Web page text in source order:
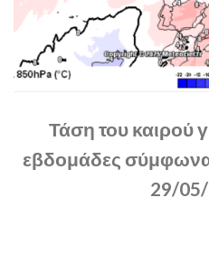
Τάση του καιρού
εβδομάδες σύμφωνα
29/